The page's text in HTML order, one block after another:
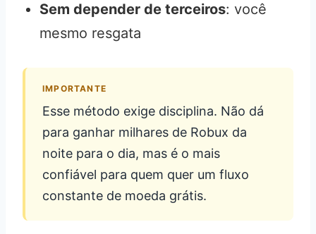
Sem depender de terceiros: você
mesmo resgata
IMPORTANTE
Esse método exige disciplina. Não dá
para ganhar milhares de Robux da
noite para o dia, mas é o mais
confiável para quem quer um fluxo
constante de moeda grátis.